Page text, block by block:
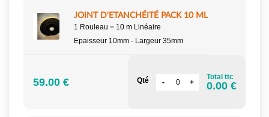
JOINT D'ETANCHÉITÉ PACK 10 ML
1 Rouleau = 10 m Linéaire
Epaisseur 10mm - Largeur 35mm
59.00 € Qté Total ttc
0.00 €